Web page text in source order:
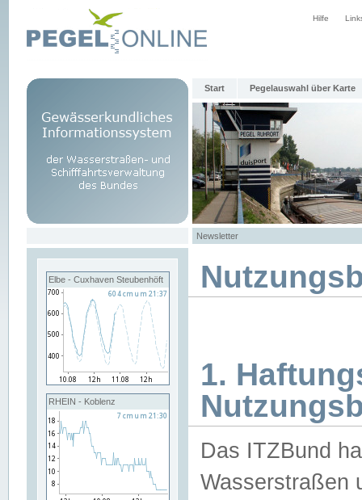
Hilfe
Start Pegelauswahl über Karte
Newsletter
Elbe - Cuxhaven Steubenhöft
RHEIN - Koblenz
1.
Das ITZBund
Wasserstraßen